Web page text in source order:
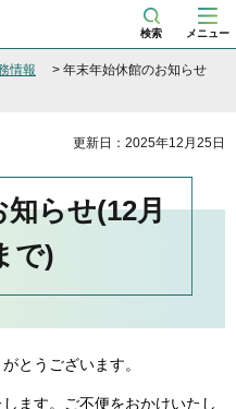
検索 メニュー
情報
> 年末年始休館のお知らせ
更新日：2025年12月25日
知らせ(12月
で)
とうございます。
ます。ご不便をおかけいたし